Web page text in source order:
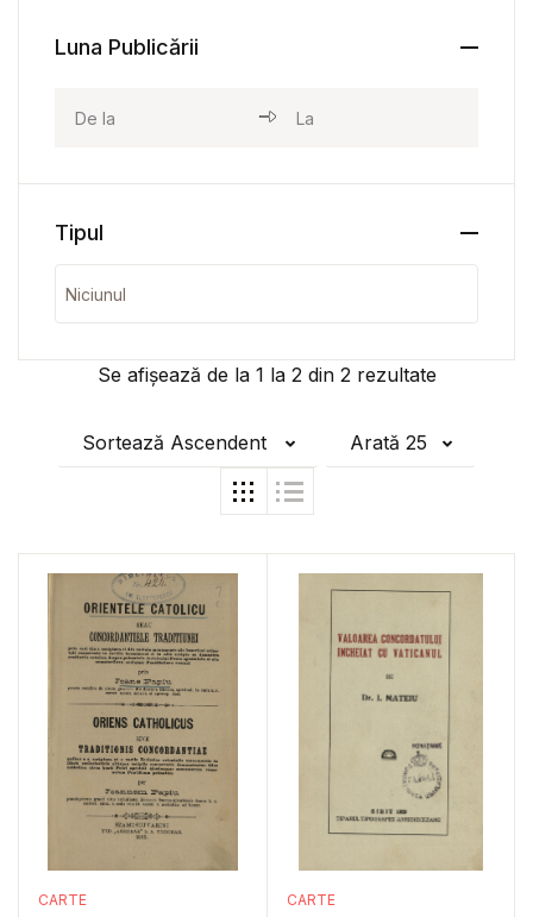
Se afișează de la 1 la 2din 2rezultate
Sortează Ascendent Arată 25
CARTE CARTE
Luna Publicării
Tipul